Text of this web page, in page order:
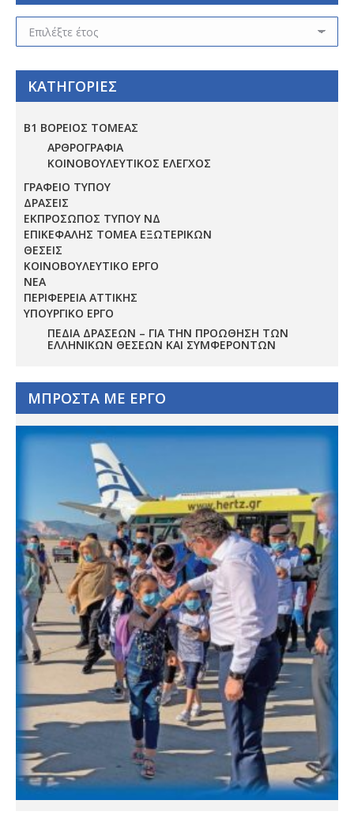
ΑΡΧΕΙΟ
ΚΑΤΗΓΟΡΙΕΣ
Β1 ΒΟΡΕΙΟΣ ΤΟΜΕΑΣ
ΑΡΘΡΟΓΡΑΦΙΑ
ΚΟΙΝΟΒΟΥΛΕΥΤΙΚΟΣ ΕΛΕΓΧΟΣ
ΓΡΑΦΕΙΟ ΤΥΠΟΥ
ΔΡΑΣΕΙΣ
ΕΚΠΡΟΣΩΠΟΣ ΤΥΠΟΥ ΝΔ
ΕΠΙΚΕΦΑΛΗΣ ΤΟΜΕΑ ΕΞΩΤΕΡΙΚΩΝ
ΘΕΣΕΙΣ
ΚΟΙΝΟΒΟΥΛΕΥΤΙΚΟ ΕΡΓΟ
ΝΕΑ
ΠΕΡΙΦΕΡΕΙΑ ΑΤΤΙΚΗΣ
ΥΠΟΥΡΓΙΚΟ ΕΡΓΟ
ΠΕΔΊΑ ΔΡΆΣΕΩΝ – ΓΙΑ ΤΗΝ ΠΡΟΏΘΗΣΗ ΤΩΝ
ΕΛΛΗΝΙΚΏΝ ΘΈΣΕΩΝ ΚΑΙ ΣΥΜΦΕΡΌΝΤΩΝ
ΜΠΡΟΣΤΑ ΜΕ ΕΡΓΟ